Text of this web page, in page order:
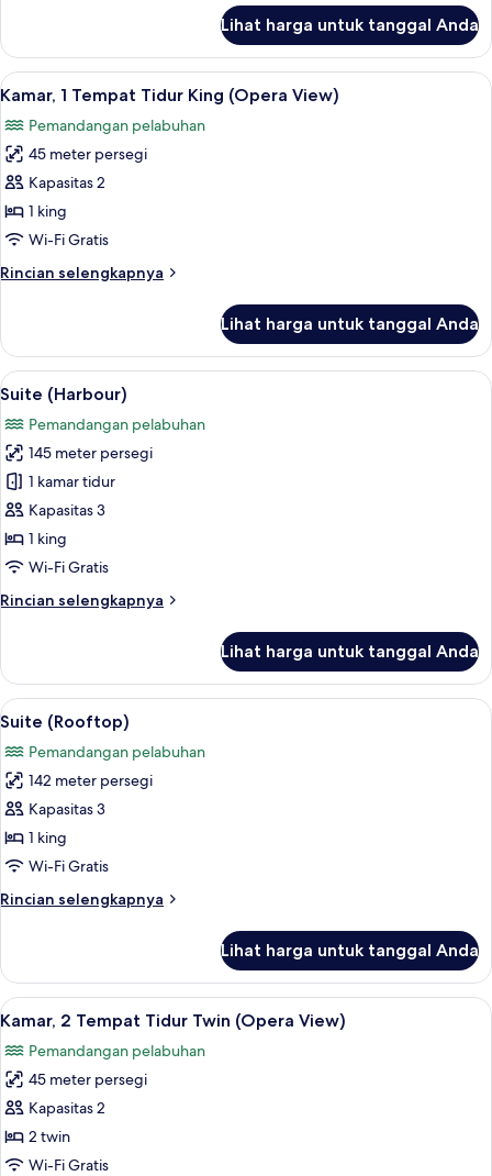
View)
Kamar
Premium,
1
Tidur
King
View)
Lihat harga untuk tanggal Anda
Lihat
semua
foto
untuk
Kamar,
1
Tempat
King
8
Kamar, 1 Tempat Tidur King (Opera View)
Pemandangan pelabuhan
45 meter persegi
Kapasitas 2
1 king
Wi-Fi Gratis
Rincian selengkapnya
Rincian
Kamar,
Tempat
King
(Opera
View)
Lihat harga untuk tanggal Anda
Lihat
semua
foto
untuk
Suite
(Harbour)
Suite (Harbour) | Pemandangan dari
6
Suite (Harbour)
Pemandangan pelabuhan
145 meter persegi
1 kamar tidur
Kapasitas 3
1 king
Wi-Fi Gratis
Rincian selengkapnya
Rincian
Suite
(Harbour)
Lihat harga untuk tanggal Anda
Lihat
semua
foto
untuk
Suite
(Rooftop)
Suite (Rooftop) | Seprai premium,
7
Suite (Rooftop)
Pemandangan pelabuhan
142 meter persegi
Kapasitas 3
1 king
Wi-Fi Gratis
Rincian selengkapnya
Rincian
Suite
(Rooftop)
Lihat harga untuk tanggal Anda
Lihat
semua
foto
untuk
Kamar,
2
Tempat
Kamar, 2 Tempat Tidur Twin (Opera
8
Kamar, 2 Tempat Tidur Twin (Opera View)
Pemandangan pelabuhan
45 meter persegi
Kapasitas 2
2 twin
Wi-Fi Gratis